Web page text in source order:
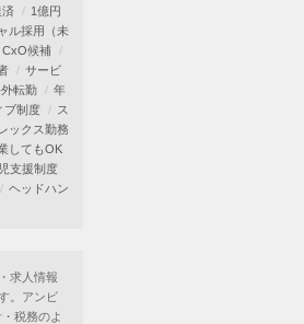
済
1億円
ル採用（未
CxO候補
サービ
転勤
年
ブ制度
ス
ックス勤務
してもOK
支援制度
ヘッドハン
求人情報
。アンビ
税務のよ